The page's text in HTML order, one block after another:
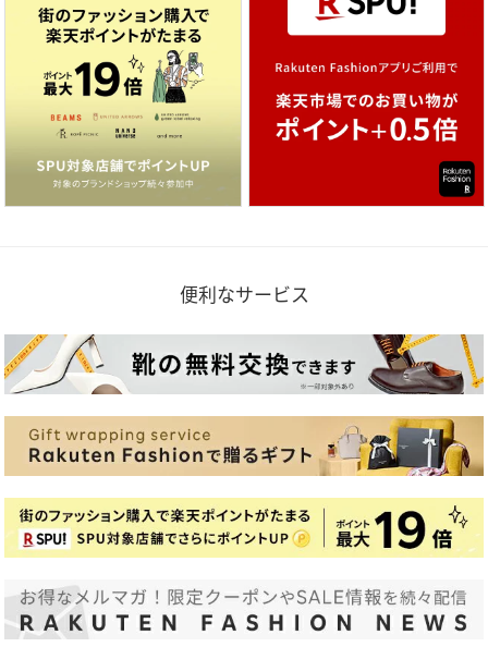
便利なサービス